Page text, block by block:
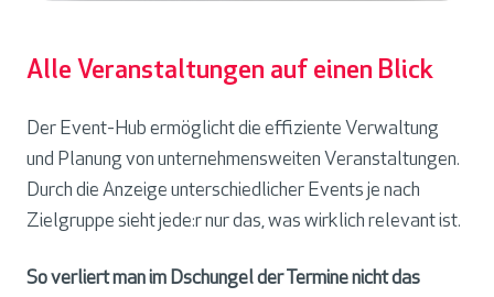
Alle Veranstaltungen auf einen Blick
Der Event-Hub ermöglicht die effiziente Verwaltung
und Planung von unternehmensweiten Veranstaltungen.
Durch die Anzeige unterschiedlicher Events je nach
Zielgruppe sieht jede:r nur das, was wirklich relevant ist.
So verliert man im Dschungel der Termine nicht das